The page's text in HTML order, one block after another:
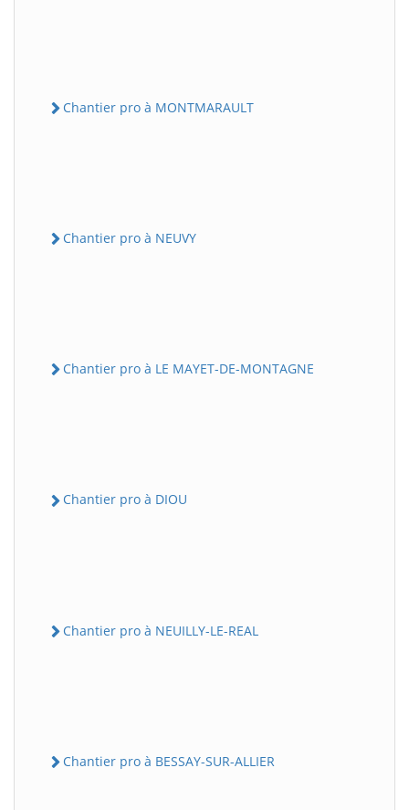
Chantier pro à MONTMARAULT
Chantier pro à NEUVY
Chantier pro à LE MAYET-DE-MONTAGNE
Chantier pro à DIOU
Chantier pro à NEUILLY-LE-REAL
Chantier pro à BESSAY-SUR-ALLIER